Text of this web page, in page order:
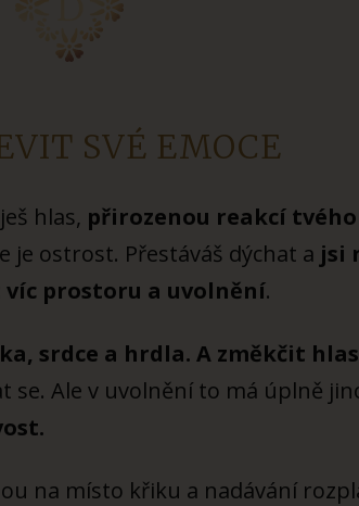
SVÉ EMOCE
hlas, přirozenou reakcí
je ostrost. Přestáváš dýchat a jsi
prostoru a uvolnění.
srdce a hrdla. A změkčit
se. Ale v uvolnění to má úplně
na místo křiku a nadávání